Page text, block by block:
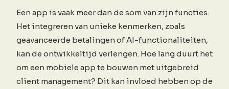
Een app is vaak meer dan de som van zijn functies.
Het integreren van unieke kenmerken, zoals
geavanceerde betalingen of AI-functionaliteiten,
kan de ontwikkeltijd verlengen. Hoe lang duurt het
om een mobiele app te bouwen met uitgebreid
client management? Dit kan invloed hebben op de